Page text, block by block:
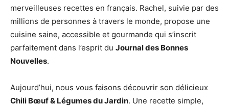
merveilleuses recettes en français. Rachel, suivie par des
millions de personnes à travers le monde, propose une
cuisine saine, accessible et gourmande qui s’inscrit
parfaitement dans l’esprit du Journal des Bonnes
Nouvelles.
Aujourd’hui, nous vous faisons découvrir son délicieux
Chili Bœuf & Légumes du Jardin. Une recette simple,